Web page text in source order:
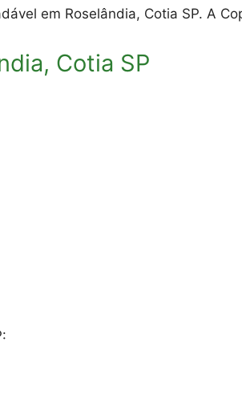
em Roselândia, Cotia SP. A
Cotia SP